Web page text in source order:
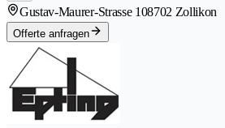
Gustav-Maurer-Strasse 108702 Zollikon
Offerte anfragen